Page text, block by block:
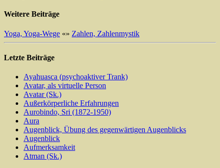
Weitere Beiträge
Yoga, Yoga-Wege «» Zahlen, Zahlenmystik
Letzte Beiträge
Ayahuasca (psychoaktiver Trank)
Avatar, als virtuelle Person
Avatar (Sk.)
Außerkörperliche Erfahrungen
Aurobindo, Sri (1872-1950)
Aura
Augenblick, Übung des gegenwärtigen Augenblicks
Augenblick
Aufmerksamkeit
Atman (Sk.)